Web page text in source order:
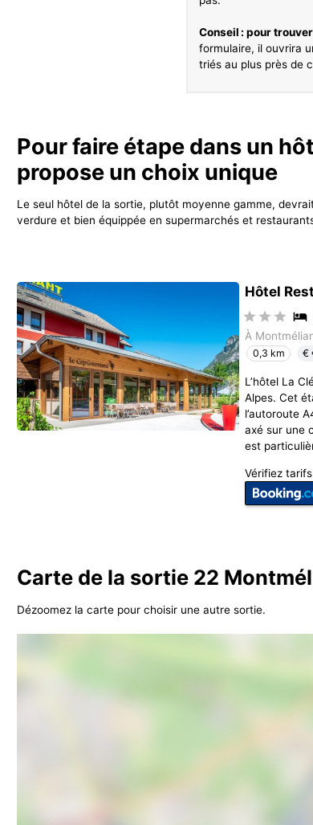
Conseil : pour
formulaire, il ouvrira
triés au plus près de
Pour faire étape dans un
propose un choix unique
Le seul hôtel de la sortie, plutôt moyenne gamme,
verdure et bien équippée en supermarchés et
Hôtel
À
0,3 km
L’hôtel La
Alpes. Cet
l’autoroute
axé sur une
est
Vérifiez
Carte de la sortie 22
Dézoomez la carte pour choisir une autre sortie.